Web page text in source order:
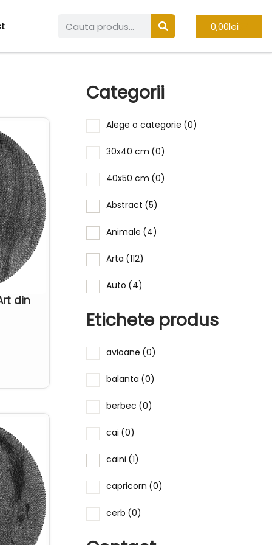
0,00lei
din
Categorii
Alege o categorie (0)
30x40 cm (0)
40x50 cm (0)
Abstract (5)
Animale (4)
Arta (112)
Auto (4)
Bauturi (0)
Etichete produs
avioane (0)
balanta (0)
berbec (0)
cai (0)
caini (1)
capricorn (0)
cerb (0)
copaci (0)